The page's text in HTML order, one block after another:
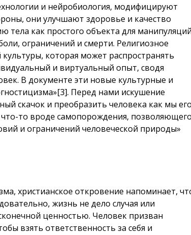
и нейробиология, модифицируют
они улучшают здоровье и качество
тела как простого объекта для
ограничений и смерти. Религиозное
которая может распространять
и виртуальный опыт, сводя
В документе эти новые культурные и
[3]. Перед нами искушение
скачок и преобразить человека как мы
то вроде самопорождения,
и ограничений человеческой природы»
христианское откровение напоминает,
жизнь не дело случая или
ценностью. Человек призван
взять ответственность за себя и